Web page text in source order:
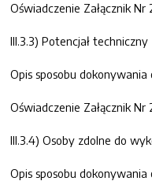
Oświadczenie Załącznik Nr
III.3.3) Potencjał techniczny
Opis sposobu
Oświadczenie Załącznik Nr
III.3.4) Osoby zdolne do
Opis sposobu